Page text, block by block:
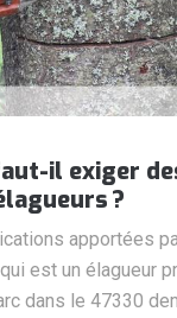
il exiger
?
apportées
est un élagueur
dans le 47330